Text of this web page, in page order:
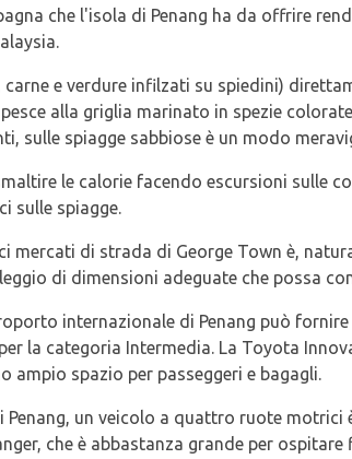
che l'isola di Penang ha da offrire
e verdure infilzati su spiedini)
alla griglia marinato in spezie
sulle spiagge sabbiose è un modo
le calorie facendo escursioni sulle
sulle spiagge.
mercati di strada di George Town è,
di dimensioni adeguate che possa
internazionale di Penang può
la categoria Intermedia. La Toyota
ampio spazio per passeggeri e bagagli.
Penang, un veicolo a quattro ruote
che è abbastanza grande per